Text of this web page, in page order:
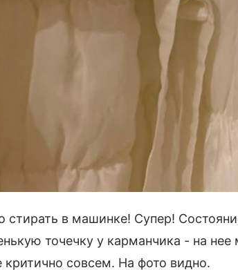
в машинке! Супер!
точечку у карманчика - на нее
критично совсем. На фото видно.